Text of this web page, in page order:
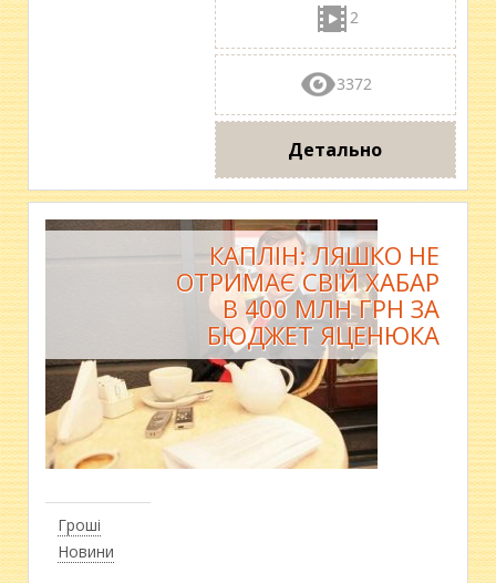
2
3372
Детально
Гроші
Новини
КАПЛІН: ЛЯШКО НЕ
ОТРИМАЄ СВІЙ ХАБАР
В 400 МЛН ГРН ЗА
БЮДЖЕТ ЯЦЕНЮКА